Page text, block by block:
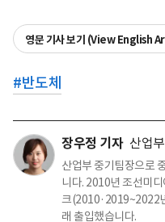
영문 기사 보기 (View English
#반도체
장우정 기자 산업
산업부 중기팀장으로
니다. 2010년 조선미
크(2010·2019~2022
래 출입했습니다.